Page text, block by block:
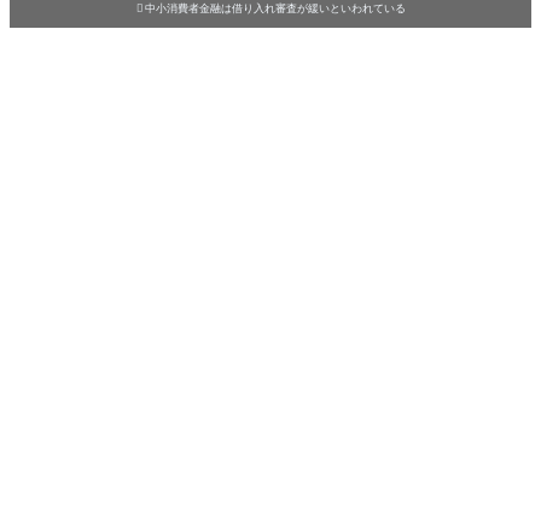
 中小消費者金融は借り入れ審査が緩いといわれている